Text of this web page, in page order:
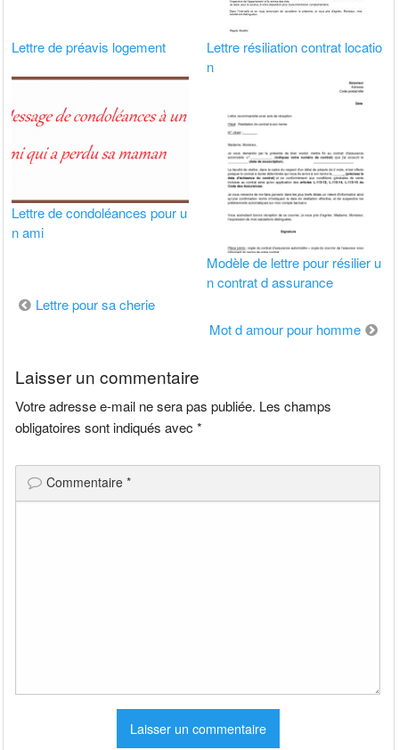
Lettre de préavis logement
Lettre résiliation contrat locatio
n
Lettre de condoléances pour u
n ami
Modèle de lettre pour résilier u
n contrat d assurance
Navigation
Lettre pour sa cherie
Mot d amour pour homme
Laisser un commentaire
Votre adresse e-mail ne sera pas publiée. Les champs
obligatoires sont indiqués avec*
Commentaire*